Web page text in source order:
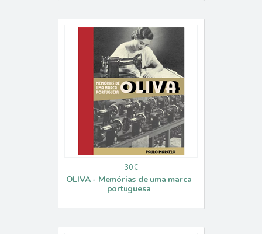
30€
OLIVA - Memórias de uma marca
portuguesa